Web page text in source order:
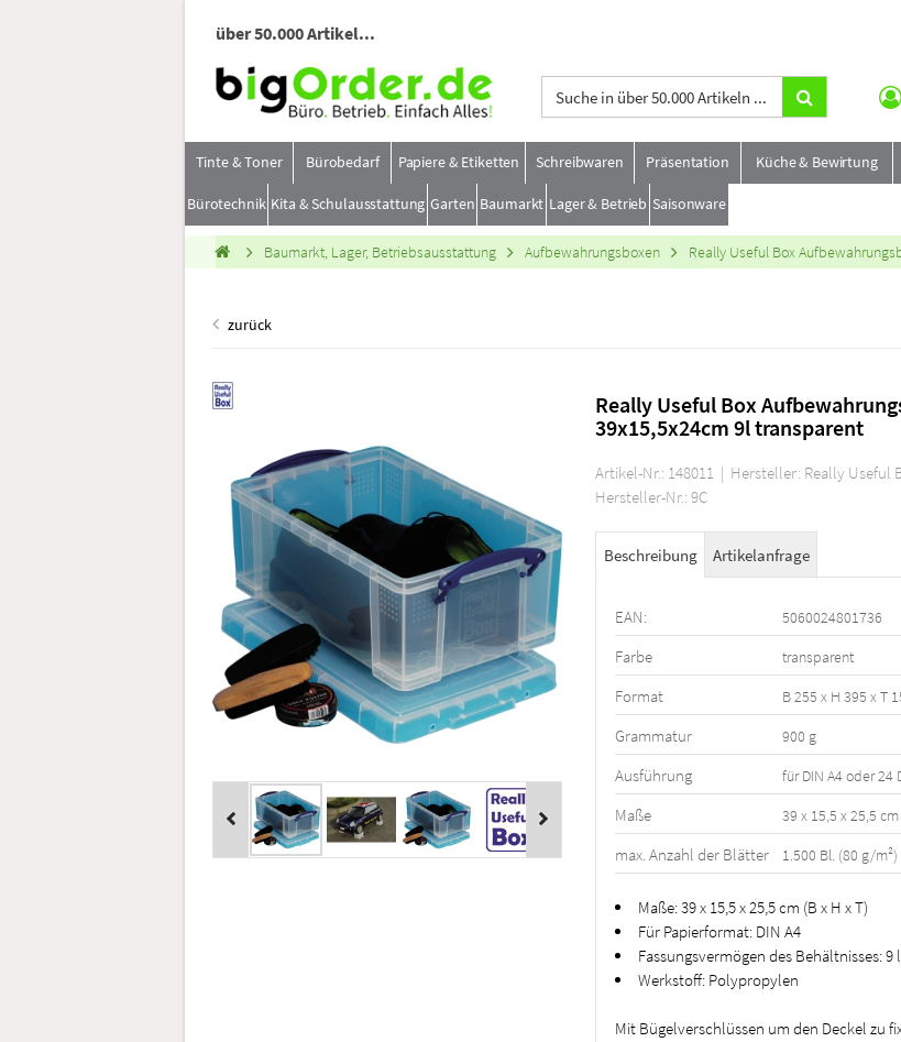
über 50.000 Artikel...
Tinte & Toner Bürobedarf Papiere & Etiketten Schreibwaren Präsentation Küche & Bewirtung
Bürotechnik Kita & Schulausstattung Garten Baumarkt Lager & Betrieb Saisonware
Baumarkt, Lager, Betriebsausstattung Aufbewahrungsboxen Really Useful Box
zurück
Really Useful Box
39x15,5x24cm 9l transparent
Artikel-Nr.: 148011 | Hersteller: Really Useful
Hersteller-Nr.: 9C
Beschreibung Artikelanfrage
EAN: 5060024801736
Farbe transparent
Format B 255 x H 395 x T
Grammatur 900 g
Ausführung für DIN A4 oder 24
Maße 39 x 15,5 x 25,5 cm
max. Anzahl der Blätter 1.500 Bl. (80 g/m²)
Maße: 39 x 15,5 x 25,5 cm (B x H x T)
Für Papierformat: DIN A4
Fassungsvermögen des Behältnisses: 9 l
Werkstoff: Polypropylen
Mit Bügelverschlüssen um den Deckel zu